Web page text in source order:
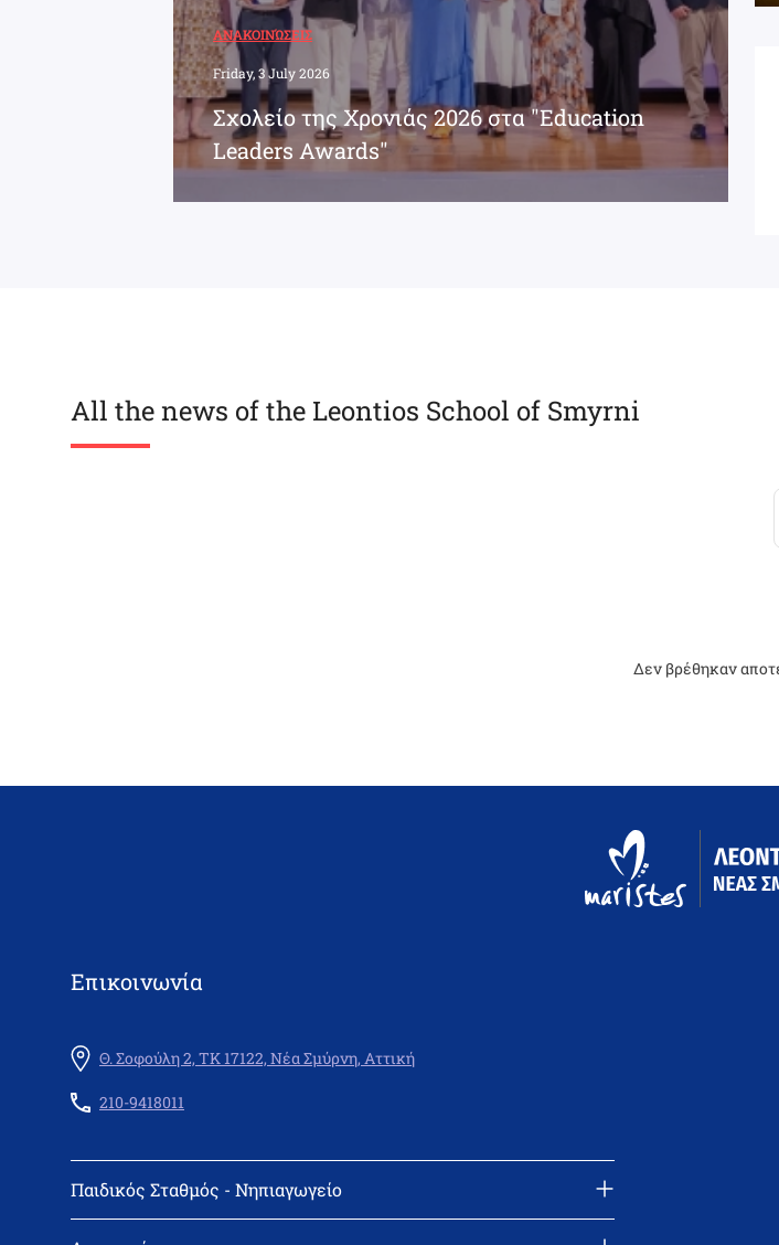
ΑΝΑΚΟΙΝΏΣΕΙΣ
Friday, 3 July 2026
Σχολείο της Χρονιάς 2026 στα "Education
Leaders Awards"
All the news of the Leontios School of Smyrni
Δεν βρέθηκαν
Επικοινωνία
Θ. Σοφούλη 2, ΤΚ 17122, Νέα Σμύρνη, Αττική
210-9418011
Παιδικός Σταθμός - Νηπιαγωγείο